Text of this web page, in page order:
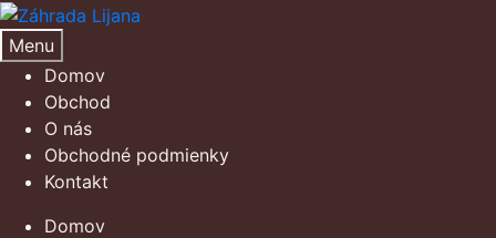
Preskočiť
na
navigáciu
Preskočiť
na
obsah
Menu
Domov
Obchod
O nás
Obchodné podmienky
Kontakt
Domov